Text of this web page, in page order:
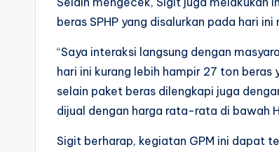
beras SPHP yang disalurkan pada hari
“Saya interaksi langsung dengan
hari ini kurang lebih hampir 27 ton
selain paket beras dilengkapi juga
dijual dengan harga rata-rata di bawah
Sigit berharap, kegiatan GPM ini dapat